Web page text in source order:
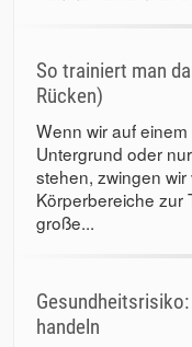
So trainiert man
Rücken)
Wenn wir auf
Untergrund oder
stehen, zwingen
Körperbereiche zur
große...
handeln